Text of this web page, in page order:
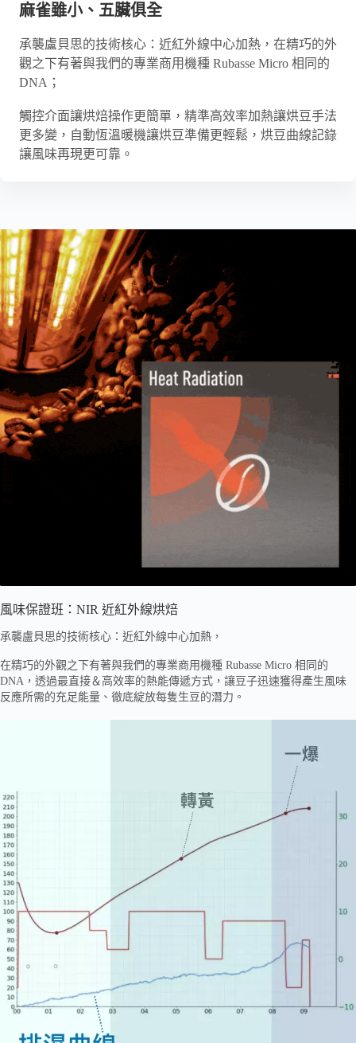
麻雀雖小、五臟俱全
承襲盧貝思的技術核心：近紅外線中心加熱，在精巧的外
觀之下有著與我們的專業商用機種 Rubasse Micro 相同的
DNA；
觸控介面讓烘焙操作更簡單，精準高效率加熱讓烘豆手法
更多變，自動恆溫暖機讓烘豆準備更輕鬆，烘豆曲線記錄
讓風味再現更可靠。
風味保證班：NIR 近紅外線烘焙
承襲盧貝思的技術核心：近紅外線中心加熱，
在精巧的外觀之下有著與我們的專業商用機種 Rubasse Micro 相同的
DNA，透過最直接＆高效率的熱能傳遞方式，讓豆子迅速獲得產生風味
反應所需的充足能量、徹底綻放每隻生豆的潛力。